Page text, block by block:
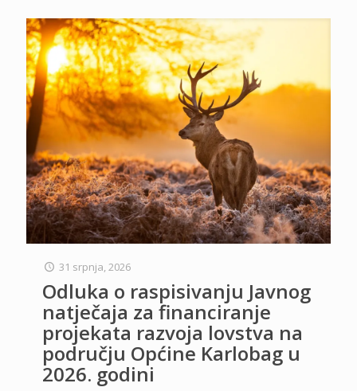
31 srpnja, 2026
Odluka o raspisivanju Javnog
natječaja za financiranje
projekata razvoja lovstva na
području Općine Karlobag u
2026. godini